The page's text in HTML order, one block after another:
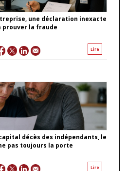
une déclaration inexacte
prouver la fraude
Lire
décès des indépendants, le
pas toujours la porte
Lire